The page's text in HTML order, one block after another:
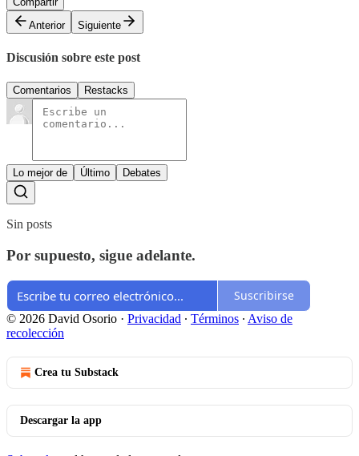
Anterior
Siguiente
Discusión sobre este post
Comentarios Restacks
Lo mejor de Último Debates
Sin posts
Por supuesto, sigue adelante.
Suscribirse
© 2026 David Osorio · Privacidad ∙ Términos ∙ Aviso de
recolección
Crea tu Substack
Descargar la app